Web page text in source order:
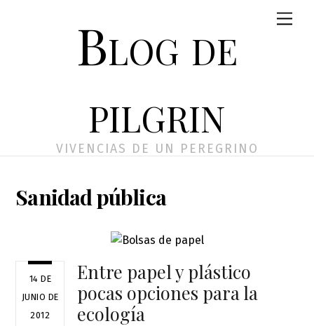
Blog de
pilgrin
VIVENCIAS DE UN PEREGRINO
Sanidad pública
14 DE
JUNIO DE
2012
Entre papel y plástico
pocas opciones para la
ecología